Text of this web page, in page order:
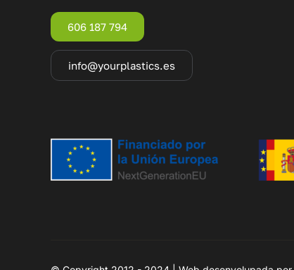
606 187 794
info@yourplastics.es